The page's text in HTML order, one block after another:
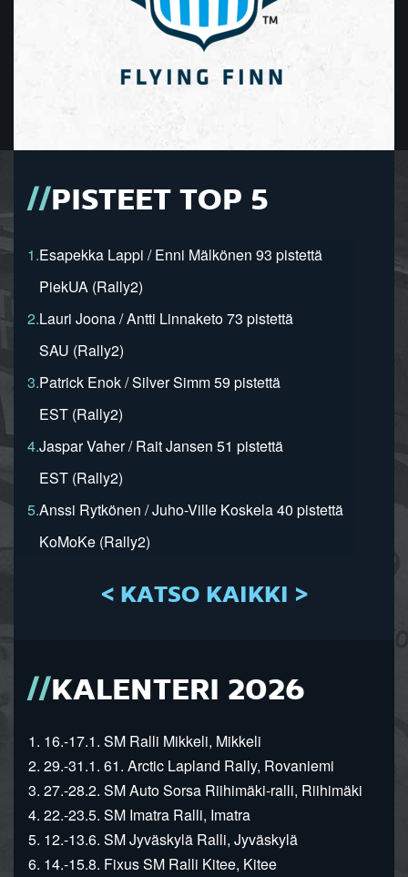
PISTEET TOP 5
1.Esapekka Lappi / Enni Mälkönen 93 pistettä
PiekUA (Rally2)
2.Lauri Joona / Antti Linnaketo 73 pistettä
SAU (Rally2)
3.Patrick Enok / Silver Simm 59 pistettä
EST (Rally2)
4.Jaspar Vaher / Rait Jansen 51 pistettä
EST (Rally2)
5.Anssi Rytkönen / Juho-Ville Koskela 40 pistettä
KoMoKe (Rally2)
< KATSO KAIKKI >
KALENTERI 2026
1. 16.-17.1. SM Ralli Mikkeli, Mikkeli
2. 29.-31.1. 61. Arctic Lapland Rally, Rovaniemi
3. 27.-28.2. SM Auto Sorsa Riihimäki-ralli, Riihimäki
4. 22.-23.5. SM Imatra Ralli, Imatra
5. 12.-13.6. SM Jyväskylä Ralli, Jyväskylä
6. 14.-15.8. Fixus SM Ralli Kitee, Kitee